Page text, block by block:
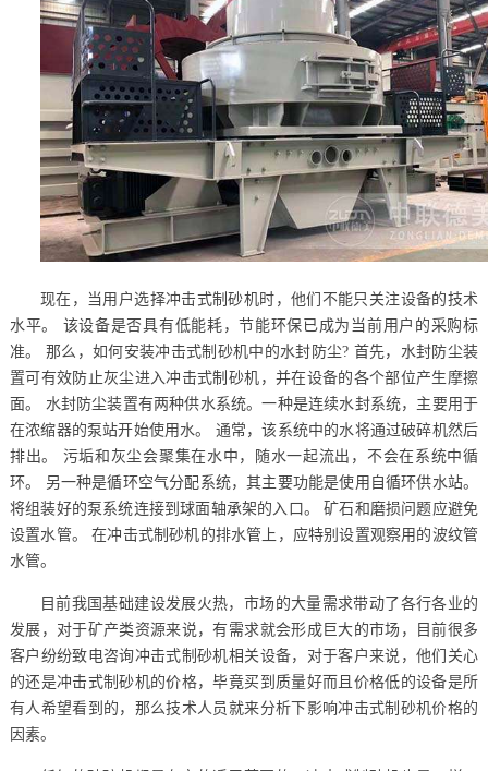
现在，当用户选择冲击式制砂机时，他们不能只关注设备的技术
水平。 该设备是否具有低能耗，节能环保已成为当前用户的采购标
准。 那么，如何安装冲击式制砂机中的水封防尘? 首先，水封防尘装
置可有效防止灰尘进入冲击式制砂机，并在设备的各个部位产生摩擦
面。 水封防尘装置有两种供水系统。一种是连续水封系统，主要用于
在浓缩器的泵站开始使用水。 通常，该系统中的水将通过破碎机然后
排出。 污垢和灰尘会聚集在水中，随水一起流出，不会在系统中循
环。 另一种是循环空气分配系统，其主要功能是使用自循环供水站。
将组装好的泵系统连接到球面轴承架的入口。 矿石和磨损问题应避免
设置水管。 在冲击式制砂机的排水管上，应特别设置观察用的波纹管
水管。
目前我国基础建设发展火热，市场的大量需求带动了各行各业的
发展，对于矿产类资源来说，有需求就会形成巨大的市场，目前很多
客户纷纷致电咨询冲击式制砂机相关设备，对于客户来说，他们关心
的还是冲击式制砂机的价格，毕竟买到质量好而且价格低的设备是所
有人希望看到的，那么技术人员就来分析下影响冲击式制砂机价格的
因素。